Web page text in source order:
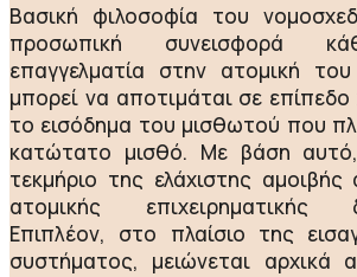
Βασική φιλοσοφία του
προσωπική συνεισφορά
επαγγελματία στην ατομική
μπορεί να αποτιμάται σε
το εισόδημα του μισθωτού που
κατώτατο μισθό. Με βάση
τεκμήριο της ελάχιστης
ατομικής επιχειρηματικής
Επιπλέον, στο πλαίσιο της
συστήματος, μειώνεται